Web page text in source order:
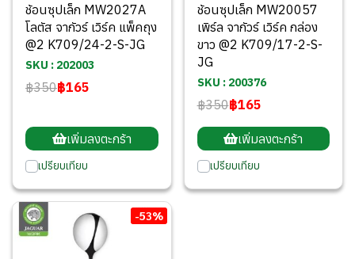
ช้อนซุปเล็ก MW2027A
โลตัส จากัวร์ เวิร์ค แพ็คถุง
@2 K709/24-2-S-JG
SKU : 202003
฿350฿165
เพิ่มลงตะกร้า
เปรียบเทียบ
ช้อนซุปเล็ก MW20057
เพิร์ล จากัวร์ เวิร์ค กล่อง
ขาว @2 K709/17-2-S-
JG
SKU : 200376
฿350฿165
เพิ่มลงตะกร้า
เปรียบเทียบ
-53%